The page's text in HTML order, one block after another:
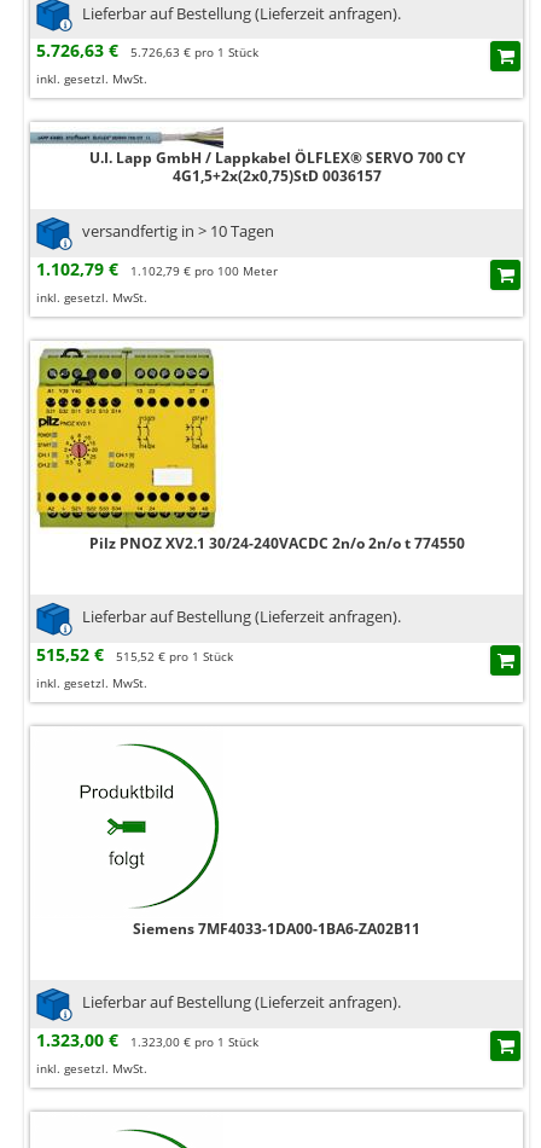
Lieferbar auf Bestellung (Lieferzeit anfragen).
5.726,63 €
5.726,63 € pro 1 Stück
inkl. gesetzl. MwSt.
U.I. Lapp GmbH / Lappkabel ÖLFLEX® SERVO 700 CY
4G1,5+2x(2x0,75)StD 0036157
versandfertig in > 10 Tagen
1.102,79 €
1.102,79 € pro 100 Meter
inkl. gesetzl. MwSt.
Pilz PNOZ XV2.1 30/24-240VACDC 2n/o 2n/o t 774550
Lieferbar auf Bestellung (Lieferzeit anfragen).
515,52 €
515,52 € pro 1 Stück
inkl. gesetzl. MwSt.
Siemens 7MF4033-1DA00-1BA6-ZA02B11
Lieferbar auf Bestellung (Lieferzeit anfragen).
1.323,00 €
1.323,00 € pro 1 Stück
inkl. gesetzl. MwSt.